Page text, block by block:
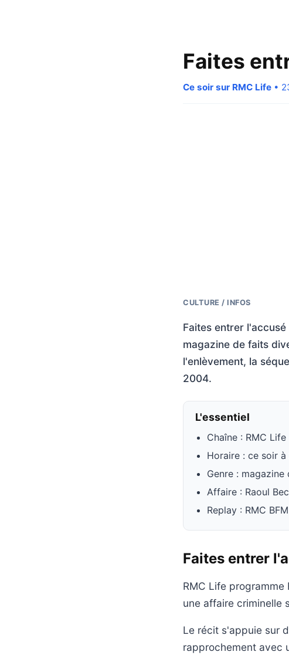
Faites
Ce soir sur RMC Life •
CULTURE / INFOS
Faites entrer
magazine de faits
l'enlèvement, la
2004.
L'essentiel
Chaîne : RMC Life
Horaire : ce soir
Genre :
Affaire : Raoul
Replay : RMC
Faites entrer
RMC Life
une affaire criminelle
Le récit s'appuie sur
rapprochement avec